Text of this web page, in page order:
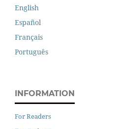
English
Español
Français
Português
INFORMATION
For Readers